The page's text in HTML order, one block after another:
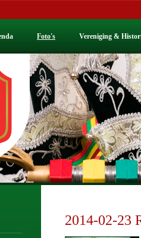
Foto's Vereniging &
2014-02-23